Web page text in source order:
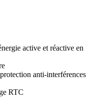
active et réactive en
anti-interférences
RTC